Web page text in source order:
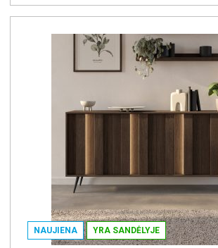
NAUJIENA YRA SANDĖLYJE